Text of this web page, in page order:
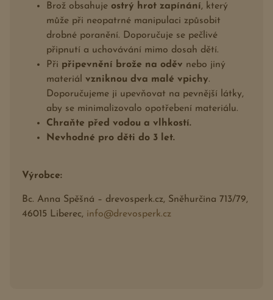
Brož obsahuje ostrý hrot zapínání, který
může při neopatrné manipulaci způsobit
drobné poranění. Doporučuje se pečlivé
připnutí a uchovávání mimo dosah dětí.
Při připevnění brože na oděv nebo jiný
materiál vzniknou dva malé vpichy.
Doporučujeme ji upevňovat na pevnější látky,
aby se minimalizovalo opotřebení materiálu.
Chraňte před vodou a vlhkostí.
Nevhodné pro děti do 3 let.
Výrobce:
Bc. Anna Spěšná – drevosperk.cz, Sněhurčina 713/79,
46015 Liberec, info@drevosperk.cz